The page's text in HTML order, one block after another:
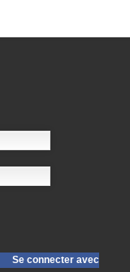
Se connecter avec